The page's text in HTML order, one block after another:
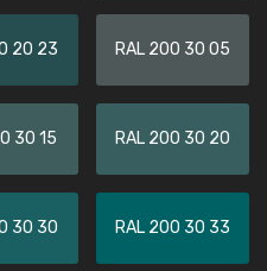
20 23 RAL 200 30 05
30 15 RAL 200 30 20
30 30 RAL 200 30 33